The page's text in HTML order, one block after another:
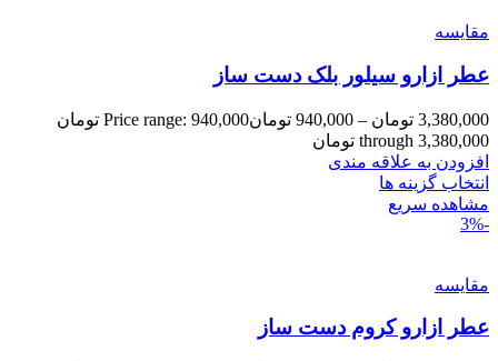
مقایسه
عطر ازارو سیلور بلک دست ساز
3,380,000 تومان –
940,000 تومان
Price range: 940,000 تومان
through 3,380,000 تومان
افزودن به علاقه مندی
انتخاب گزینه ها
مشاهده سریع
-3%
مقایسه
عطر ازارو کروم دست ساز